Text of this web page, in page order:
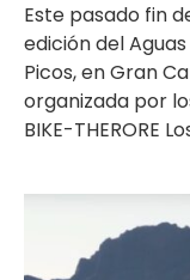
Este pasado fin
edición del
Picos, en Gran
organizada por
BIKE-THERORE